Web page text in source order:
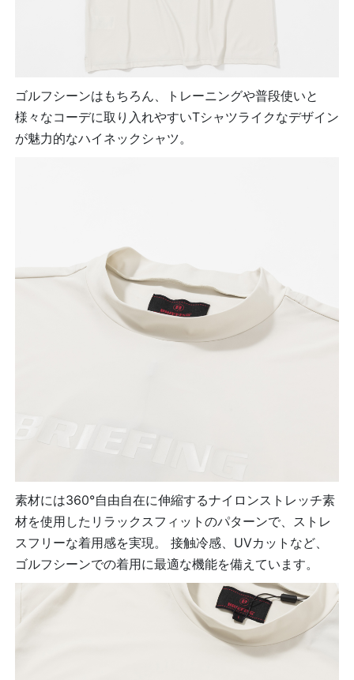
ゴルフシーンはもちろん、トレーニングや普段使いと
様々なコーデに取り入れやすいTシャツライクなデザイン
が魅力的なハイネックシャツ。
素材には360°自由自在に伸縮するナイロンストレッチ素
材を使用したリラックスフィットのパターンで、ストレ
スフリーな着用感を実現。 接触冷感、UVカットなど、
ゴルフシーンでの着用に最適な機能を備えています。